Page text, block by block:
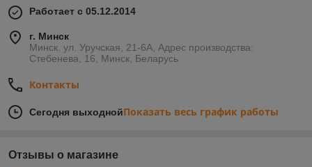
Работает с 05.12.2014
г. Минск
Минск. ул. Уручская, 21-6А, Адрес производства:
Стебенева, 16, Минск, Беларусь
Контакты
Сегодня выходнойПоказать весь график работы
Отзывы о магазине